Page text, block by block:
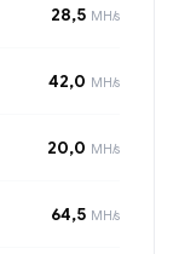
28,5 MH/s
42,0 MH/s
20,0 MH/s
64,5 MH/s